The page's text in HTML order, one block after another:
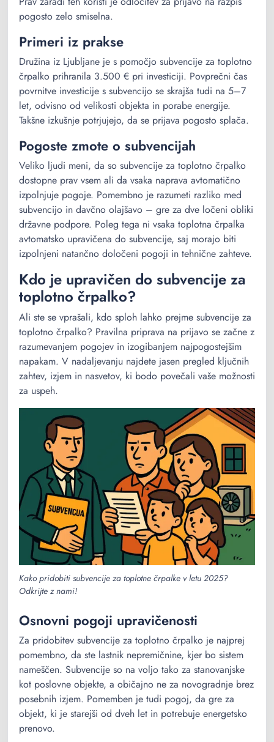
pogosto zelo smiselna.
Primeri iz prakse
Družina iz Ljubljane je s pomočjo subvencije za toplotno
črpalko prihranila 3.500 € pri investiciji. Povprečni čas
povrnitve investicije s subvencijo se skrajša tudi na 5–7
let, odvisno od velikosti objekta in porabe energije.
Takšne izkušnje potrjujejo, da se prijava pogosto splača.
Pogoste zmote o subvencijah
Veliko ljudi meni, da so subvencije za toplotno črpalko
dostopne prav vsem ali da vsaka naprava avtomatično
izpolnjuje pogoje. Pomembno je razumeti razliko med
subvencijo in davčno olajšavo – gre za dve ločeni obliki
državne podpore. Poleg tega ni vsaka toplotna črpalka
avtomatsko upravičena do subvencije, saj morajo biti
izpolnjeni natančno določeni pogoji in tehnične zahteve.
Kdo je upravičen do subvencije za
toplotno črpalko?
Ali ste se vprašali, kdo sploh lahko prejme subvencije za
toplotno črpalko? Pravilna priprava na prijavo se začne z
razumevanjem pogojev in izogibanjem najpogostejšim
napakam. V nadaljevanju najdete jasen pregled ključnih
zahtev, izjem in nasvetov, ki bodo povečali vaše možnosti
za uspeh.
Kako pridobiti subvencije za toplotne črpalke v letu 2025?
Odkrijte z nami!
Osnovni pogoji upravičenosti
Za pridobitev subvencije za toplotno črpalko je najprej
pomembno, da ste lastnik nepremičnine, kjer bo sistem
nameščen. Subvencije so na voljo tako za stanovanjske
kot poslovne objekte, a običajno ne za novogradnje brez
posebnih izjem. Pomemben je tudi pogoj, da gre za
objekt, ki je starejši od dveh let in potrebuje energetsko
prenovo.